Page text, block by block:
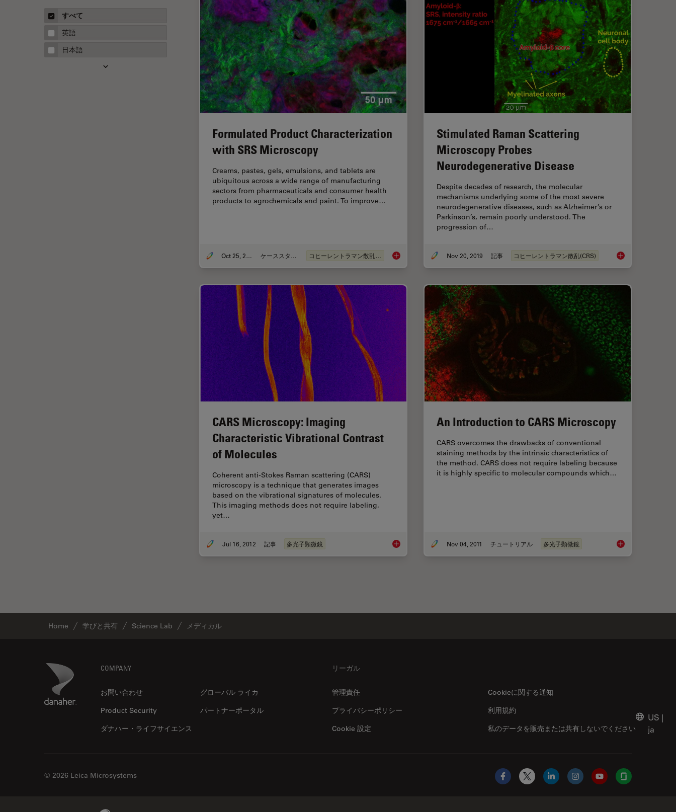
バイオファーマ
ボストン・イノベーション・ハ
ブ
マイクロエレクトロニクス
マイクロハブ・イメージング
すべて
英語
日本語
Formulated Product Characterization
with SRS Microscopy
Creams, pastes, gels, emulsions, and tablets are
ubiquitous across a wide range of manufacturing
sectors from pharmaceuticals and consumer health
products to agrochemicals and paint. To improve…
Oct 25, 2021 ケーススタディ コヒーレントラマン散乱(CRS) Formulated Product Characterization with SRS Microscopy
Stimulated Raman Scattering
Microscopy Probes
Neurodegenerative Disease
Despite decades of research, the molecular
mechanisms underlying some of the most severe
neurodegenerative diseases, such as Alzheimer’s or
Parkinson’s, remain poorly understood. The
progression of…
Nov 20, 2019 記事 コヒーレントラマン散乱(CRS) Stimulated Raman
CARS Microscopy: Imaging
Characteristic Vibrational Contrast
of Molecules
Coherent anti-Stokes Raman scattering (CARS)
microscopy is a technique that generates images
based on the vibrational signatures of molecules.
This imaging methods does not require labeling,
yet…
Jul 16, 2012 記事 多光子顕微鏡 CARS Microscopy: Imaging Characteristic Vibrational Contrast of Molecules
An Introduction to CARS Microscopy
CARS overcomes the drawbacks of conventional
staining methods by the intrinsic characteristics of
the method. CARS does not require labeling because
it is highly specific to molecular compounds which…
Nov 04, 2011 チュートリアル 多光子顕微鏡 An Introduction to
Home 学びと共有 Science Lab メディカル
Danaher Logo COMPANY
お問い合わせ
グローバル ライカ
Product Security
パートナーポータル
ダナハー・ライフサイエンス
リーガル
管理責任
Cookieに関する通知
プライバシーポリシー
私のデータを販売または共有しないでください
利用規約
Cookie 設定
US |
ja
© 2026 Leica Microsystems
Facebook
X LinkedInInstagramYouTubeGlassdoor